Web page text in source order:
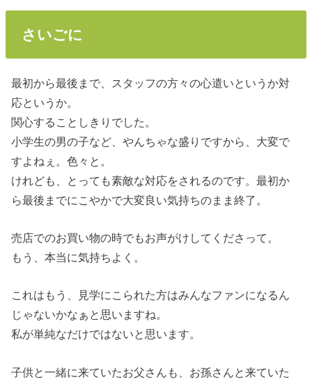
さいごに
最初から最後まで、スタッフの方々の心遣いというか対
応というか。
関心することしきりでした。
小学生の男の子など、やんちゃな盛りですから、大変で
すよねぇ。色々と。
けれども、とっても素敵な対応をされるのです。最初か
ら最後までにこやかで大変良い気持ちのまま終了。
売店でのお買い物の時でもお声がけしてくださって。
もう、本当に気持ちよく。
これはもう、見学にこられた方はみんなファンになるん
じゃないかなぁと思いますね。
私が単純なだけではないと思います。
子供と一緒に来ていたお父さんも、お孫さんと来ていた